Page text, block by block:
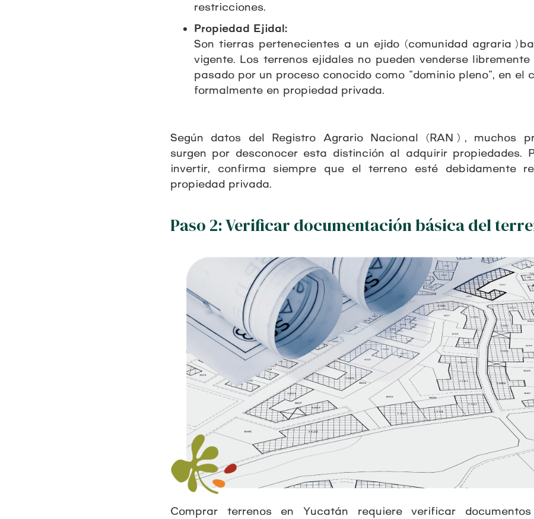
restricciones.
Propiedad Ejidal:
Son tierras pertenecientes a un ejido (comunidad agraria)
vigente. Los terrenos ejidales no pueden venderse
pasado por un proceso conocido como "dominio pleno", en el
formalmente en propiedad privada.
Según datos del Registro Agrario Nacional (RAN) , muchos
surgen por desconocer esta distinción al adquirir propiedades.
invertir, confirma siempre que el terreno esté debidamente
propiedad privada.
Paso 2: Verificar documentación básica del
Comprar terrenos en Yucatán requiere verificar